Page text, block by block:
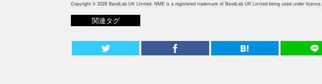
Copyright © 2026 BandLab UK Limited. NME is a registered trademark of BandLab UK Limited being used under licence.
関連タグ